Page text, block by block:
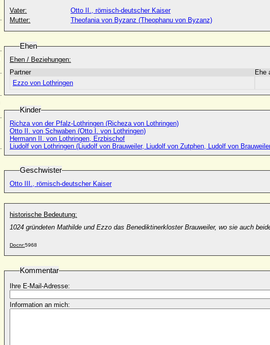
Vater:
Otto II., römisch-deutscher Kaiser
Mutter:
Theofania von Byzanz (Theophanu von Byzanz)
Ehen
Ehen / Beziehungen:
Partner
Ehe
Ezzo von Lothringen
Kinder
Richza von der Pfalz-Lothringen (Richeza von Lothringen)
Otto II. von Schwaben (Otto I. von Lothringen)
Hermann II. von Lothringen, Erzbischof
Liudolf von Lothringen (Liudolf von Brauweiler, Liudolf von Zutphen, Ludolf von
Geschwister
Otto III., römisch-deutscher Kaiser
historische Bedeutung:
1024 gründeten Mathilde und Ezzo das Benediktinerkloster Brauweiler, wo sie auch
Docnr:5968
Kommentar
Ihre E-Mail-Adresse:
Information an mich: